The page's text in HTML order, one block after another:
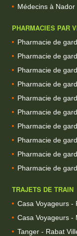
Médecins à Nador
PHARMACIES PAR
Pharmacie de
Pharmacie de
Pharmacie de
Pharmacie de
Pharmacie de
Pharmacie de
Pharmacie de
Pharmacie de
Pharmacie de
Pharmacie de
TRAJETS DE TRAIN
Casa Voyageurs -
Casa Voyageurs -
Tanger - Rabat